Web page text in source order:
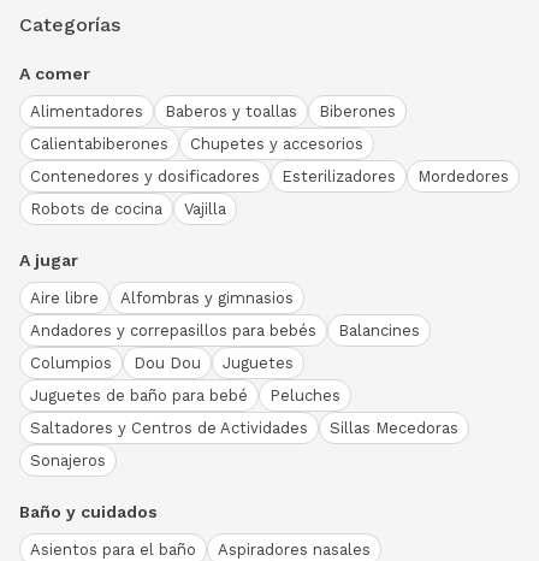
Categorías
A comer
Alimentadores Baberos y toallas
Biberones
Calientabiberones
Chupetes y accesorios
Contenedores y dosificadores
Esterilizadores
Mordedores
Robots de cocina
Vajilla
A jugar
Aire libre
Alfombras y gimnasios
Andadores y correpasillos para bebés
Balancines
Columpios
Dou Dou
Juguetes
Juguetes de baño para bebé
Peluches
Saltadores y Centros de Actividades
Sillas Mecedoras
Sonajeros
Baño y cuidados
Asientos para el baño
Aspiradores nasales